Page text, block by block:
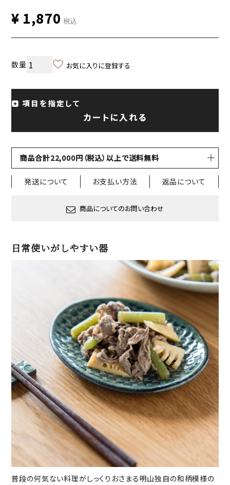
¥ 1,870 税込
お気に入りに登録する
項目を指定して
カートに入れる
商品合計22,000円（税込）以上で送料無料
発送について お支払い方法 返品について
商品についてのお問い合わせ
日常使いがしやすい器
普段の何気ない料理がしっくりおさまる明山独自の和柄模様の